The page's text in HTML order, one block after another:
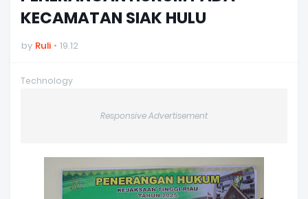
KECAMATAN SIAK HULU
by Ruli 19.12
Technology
Responsive Advertisement